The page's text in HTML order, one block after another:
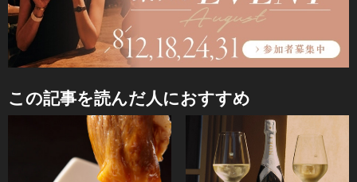
この記事を読んだ人におすすめ